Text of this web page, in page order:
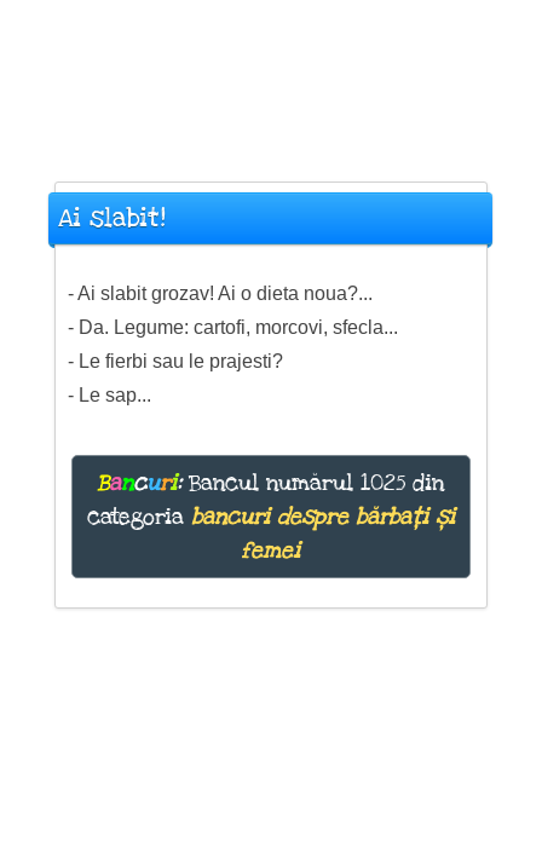
Ai slabit!
- Ai slabit grozav! Ai o dieta noua?...
- Da. Legume: cartofi, morcovi, sfecla...
- Le fierbi sau le prajesti?
- Le sap...
Bancuri:Bancul numărul 1025 din
categoria bancuri despre bărbați și
femei